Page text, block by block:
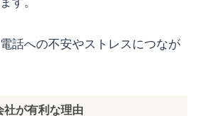
話への不安やストレスにつなが
が有利な理由